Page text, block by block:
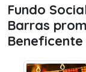
Fundo
Barras